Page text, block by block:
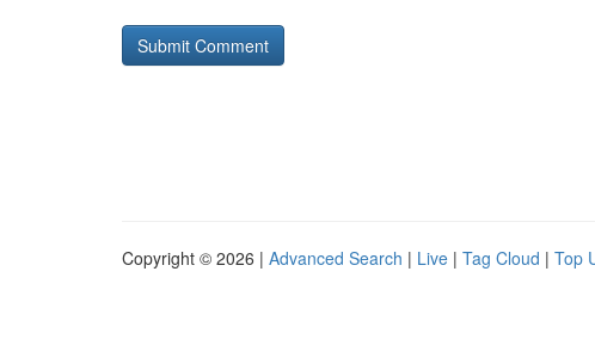
Copyright © 2026 | Advanced Search | Live | Tag Cloud | Top